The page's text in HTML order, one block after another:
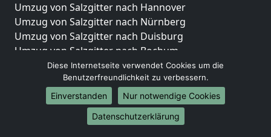
Umzug von Salzgitter nach Hannover
Umzug von Salzgitter nach Nürnberg
Umzug von Salzgitter nach Duisburg
Umzug von Salzgitter nach Bochum
Umzug von Salzgitter nach Wuppertal
Umzug von Salzgitter nach Bielefeld
Umzug von Salzgitter nach Bonn
Umzug von Salzgitter nach Münster
Diese Internetseite verwendet Cookies um die
Benutzerfreundlichkeit zu verbessern.
Einverstanden
Nur notwendige Cookies
Datenschutzerklärung